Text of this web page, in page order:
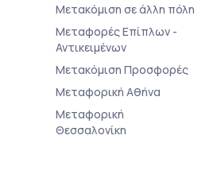
Μετακόμιση σε άλλη πόλη
Μεταφορές Επίπλων -
Αντικειμένων
Μετακόμιση Προσφορές
Μεταφορική Αθήνα
Μεταφορική
Θεσσαλονίκη